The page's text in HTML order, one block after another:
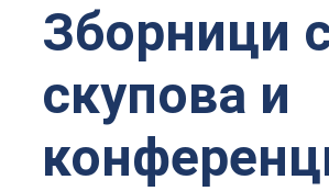
Зборници
скупова и